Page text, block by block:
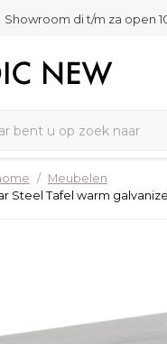
Showroom di t/m za open
Meubelen
Steel Tafel warm